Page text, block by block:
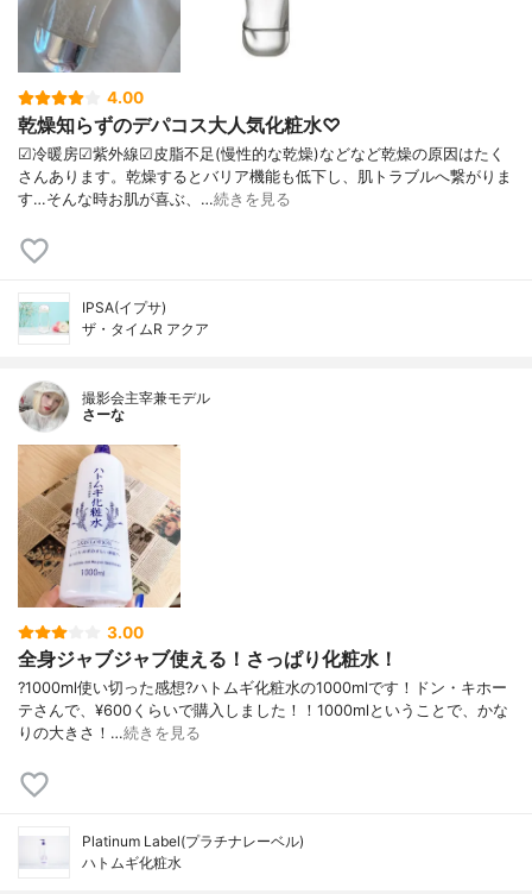
4.00
乾燥知らずのデパコス大人気化粧水♡
☑︎冷暖房☑︎紫外線☑︎皮脂不足(慢性的な乾燥)などなど乾燥の原因はたく
さんあります。乾燥するとバリア機能も低下し、肌トラブルへ繋がりま
す…そんな時お肌が喜ぶ、…続きを見る
IPSA(イプサ)
ザ・タイムR アクア
撮影会主宰兼モデル
さーな
3.00
全身ジャブジャブ使える！さっぱり化粧水！
?1000ml使い切った感想?ハトムギ化粧水の1000mlです！ドン・キホー
テさんで、¥600くらいで購入しました！！1000mlということで、かな
りの大きさ！…続きを見る
Platinum Label(プラチナレーベル)
ハトムギ化粧水